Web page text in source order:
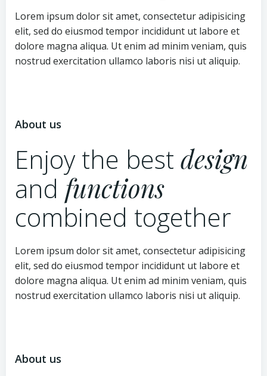
Lorem ipsum dolor sit amet, consectetur adipisicing
elit, sed do eiusmod tempor incididunt ut labore et
dolore magna aliqua. Ut enim ad minim veniam, quis
nostrud exercitation ullamco laboris nisi ut aliquip.
About us
Enjoy the best design
and functions
combined together
Lorem ipsum dolor sit amet, consectetur adipisicing
elit, sed do eiusmod tempor incididunt ut labore et
dolore magna aliqua. Ut enim ad minim veniam, quis
nostrud exercitation ullamco laboris nisi ut aliquip.
About us